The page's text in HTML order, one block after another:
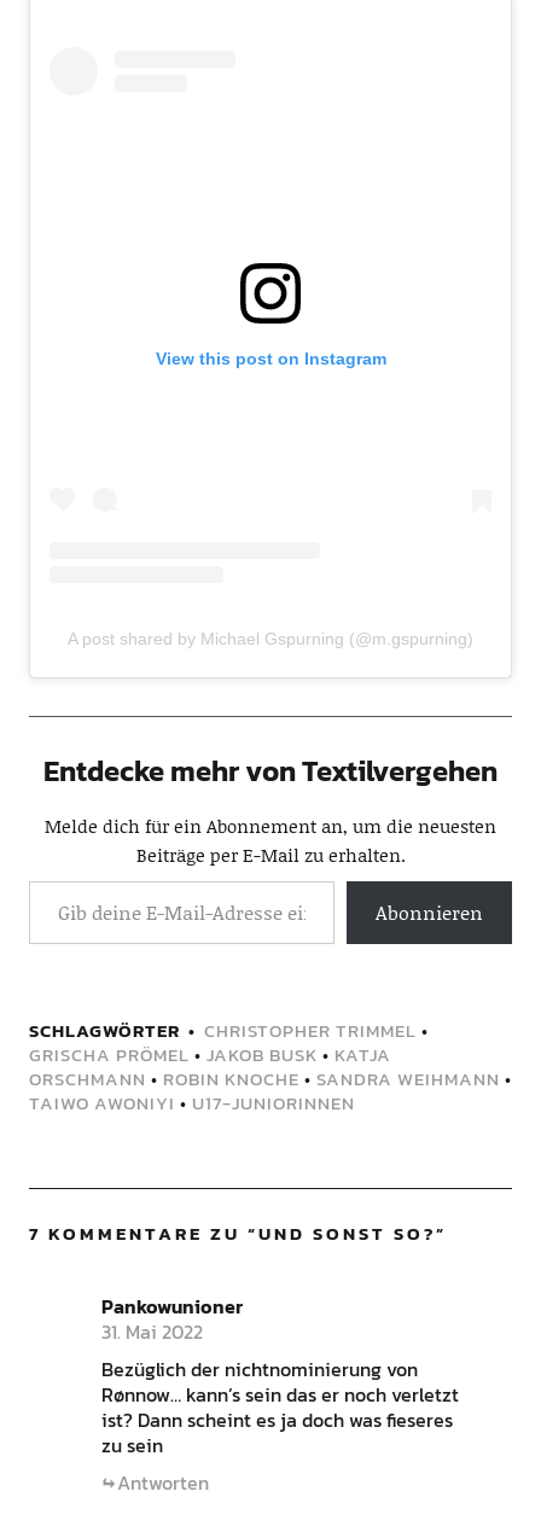
View this post on Instagram
A post shared by Michael Gspurning (@m.gspurning)
Entdecke mehr von Textilvergehen
Melde dich für ein Abonnement an, um die neuesten
Beiträge per E-Mail zu erhalten.
Abonnieren
SCHLAGWÖRTER CHRISTOPHER TRIMMEL •
GRISCHA PRÖMEL • JAKOB BUSK • KATJA
ORSCHMANN • ROBIN KNOCHE • SANDRA WEIHMANN •
TAIWO AWONIYI • U17-JUNIORINNEN
7 KOMMENTARE ZU “UND SONST SO?”
Pankowunioner
31. Mai 2022
Bezüglich der nichtnominierung von
Rønnow… kann’s sein das er noch verletzt
ist? Dann scheint es ja doch was fieseres
zu sein
Antworten